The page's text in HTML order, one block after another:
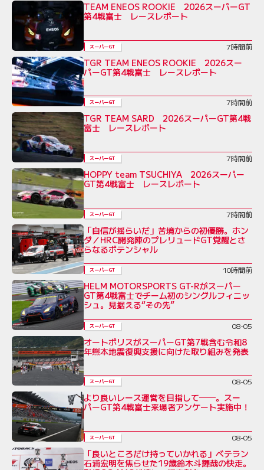
TEAM ENEOS ROOKIE 2026スーパーGT
第4戦富士 レースレポート
スーパーGT 7時間前
TGR TEAM ENEOS ROOKIE 2026スー
パーGT第4戦富士 レースレポート
スーパーGT 7時間前
TGR TEAM SARD 2026スーパーGT第4戦
富士 レースレポート
スーパーGT 7時間前
HOPPY team TSUCHIYA 2026スーパー
GT第4戦富士 レースレポート
スーパーGT 7時間前
「自信が揺らいだ」苦境からの初優勝。ホン
ダ／HRC開発陣のプレリュードGT覚醒とさ
らなるポテンシャル
スーパーGT 10時間前
HELM MOTORSPORTS GT-Rがスーパー
GT第4戦富士でチーム初のシングルフィニッ
シュ。見据える“その先”
スーパーGT 08-05
オートポリスがスーパーGT第7戦含む令和8
年熊本地震復興支援に向けた取り組みを発表
スーパーGT 08-05
より良いレース運営を目指して──。スー
パーGT第4戦富士来場者アンケート実施中！
スーパーGT 08-05
「良いところだけ持っていかれる」ベテラン
石浦宏明を焦らせた19歳鈴木斗輝哉の快走。